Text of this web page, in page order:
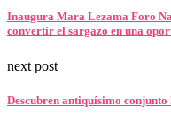
Inaugura Mara Lezama Foro
convertir el sargazo en una
next post
Descubren antiquísimo